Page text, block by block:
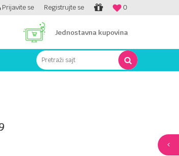
KARTICOM NA RATE! 0
Prijavite se Registrujte se
Jednostavna kupovina
Pretraži sajt